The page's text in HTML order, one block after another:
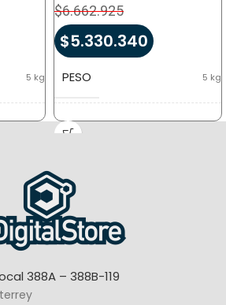
5 kg
$6.662.925
$5.330.340
PESO 5 kg
DIMENSIONES
388A – 388B-119